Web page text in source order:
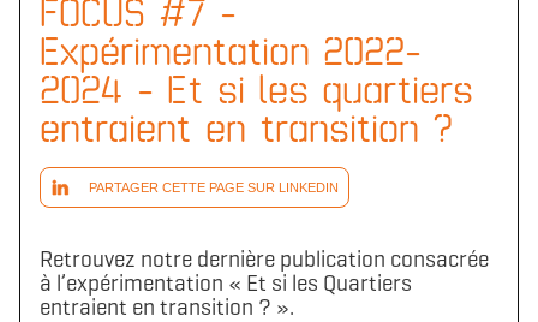
FOCUS #7 -
Expérimentation 2022-
2024 - Et si les quartiers
entraient en transition ?
PARTAGER CETTE PAGE SUR LINKEDIN
Retrouvez notre dernière publication consacrée
à l’expérimentation « Et si les Quartiers
entraient en transition ? ».